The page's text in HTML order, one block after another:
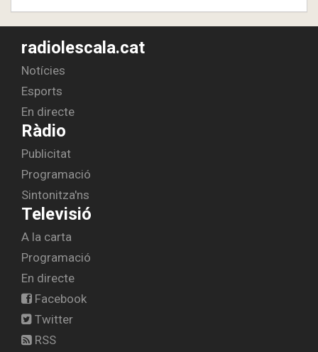
radiolescala.cat
Notícies
Esports
En directe
Ràdio
Publicitat
Programació
Sintonitza'ns
Televisió
A la carta
Programació
En directe
Facebook
Twitter
RSS